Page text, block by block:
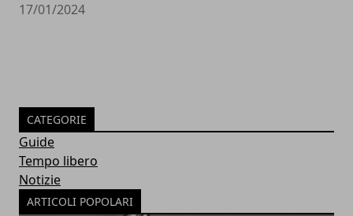
17/01/2024
CATEGORIE
Guide
Tempo libero
Notizie
ARTICOLI POPOLARI